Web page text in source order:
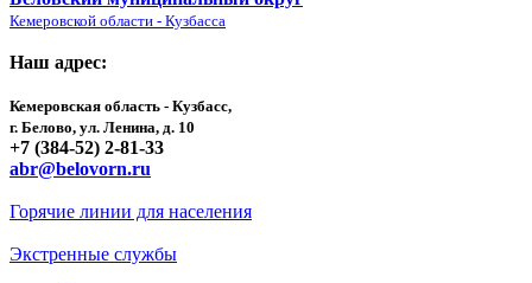
Кемеровской области - Кузбасса
Наш адрес:
Кемеровская область - Кузбасс,
г. Белово, ул. Ленина, д. 10
+7 (384-52) 2-81-33
abr@belovorn.ru
Горячие линии для населения
Экстренные службы